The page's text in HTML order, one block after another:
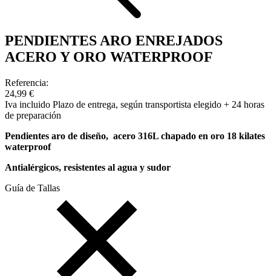
PENDIENTES ARO ENREJADOS
ACERO Y ORO WATERPROOF
Referencia:
24,99 €
Iva incluido Plazo de entrega, según transportista elegido + 24 horas
de preparación
Pendientes aro de diseño, acero 316L chapado en oro 18 kilates
waterproof
Antialérgicos, resistentes al agua y sudor
Guía de Tallas